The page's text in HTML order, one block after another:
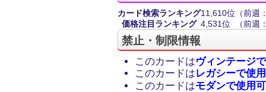
カード検索ランキング11,610位 （前週
価格注目ランキング 4,531位 （前週
禁止・制限情報
このカードはヴィンテージ
このカードはレガシーで使
このカードはモダンで使用